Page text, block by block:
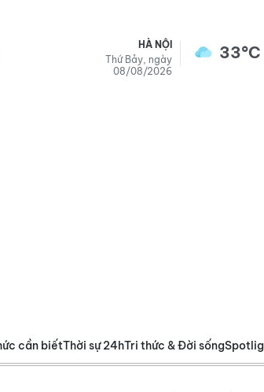
HÀ NỘI
Thứ Bảy, ngày
08/08/2026
33°C
cần biếtThời sự 24hTri thức & Đời sống